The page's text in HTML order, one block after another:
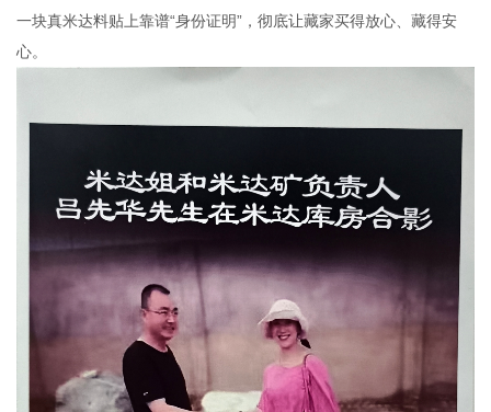
一块真米达料贴上靠谱“身份证明”，彻底让藏家买得放心、藏得安
心。